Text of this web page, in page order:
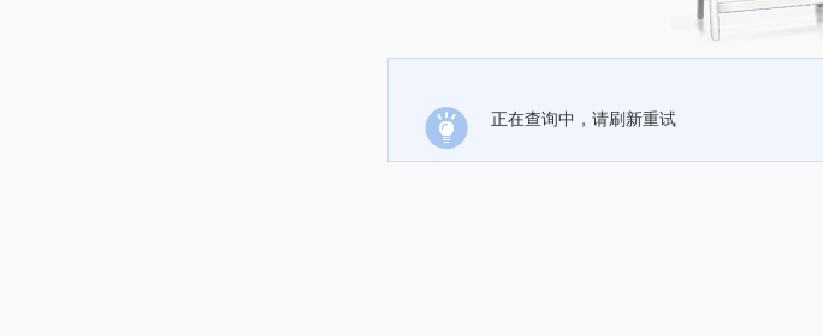
正在查询中，请刷新重试